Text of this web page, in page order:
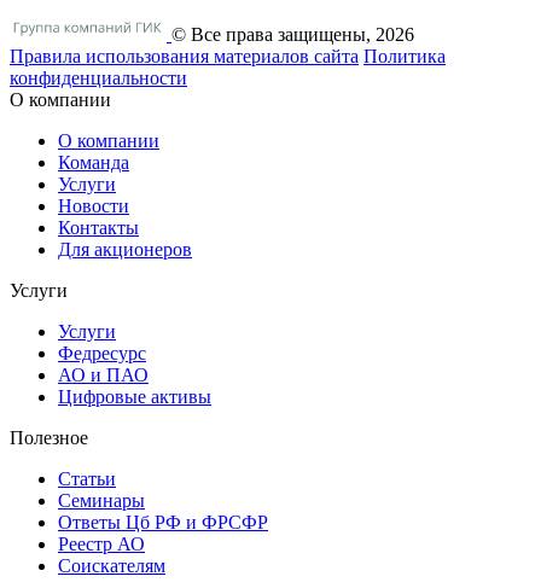
© Все права защищены, 2026
Правила использования материалов сайта Политика
конфиденциальности
О компании
О компании
Команда
Услуги
Новости
Контакты
Для акционеров
Услуги
Услуги
Федресурс
АО и ПАО
Цифровые активы
Полезное
Статьи
Cеминары
Ответы Цб РФ и ФРСФР
Реестр АО
Соискателям